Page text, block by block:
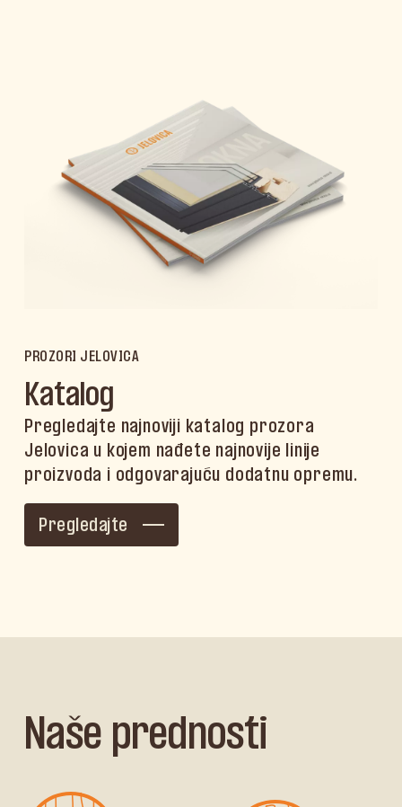
PROZORI JELOVICA
Katalog
Pregledajte najnoviji katalog prozora
Jelovica u kojem nađete najnovije linije
proizvoda i odgovarajuću dodatnu opremu.
Pregledajte
Naše prednosti